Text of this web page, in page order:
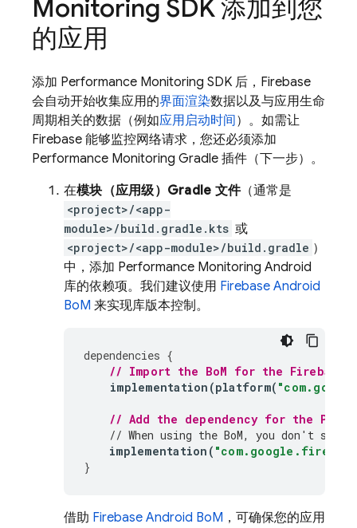
Monitoring SDK 添加到您
的应用
添加 Performance Monitoring SDK 后，Firebase
会自动开始收集应用的界面渲染数据以及与应用生命
周期相关的数据（例如应用启动时间 ）。如需让
Firebase 能够监控网络请求，您还必须添加
Performance Monitoring Gradle 插件（下一步）。
在模块（应用级）Gradle 文件（通常是
<project>/<app-
module>/build.gradle.kts 或
<project>/<app-module>/build.gradle ）
中，添加 Performance Monitoring Android
库的依赖项。我们建议使用 Firebase Android
BoM 来实现库版本控制。
dependencies {
// Import the BoM for the Firebase
implementation (platform(
// Add the dependency for the
// When using the BoM, you don't
implementation (
}
借助 Firebase Android BoM ，可确保您的应用